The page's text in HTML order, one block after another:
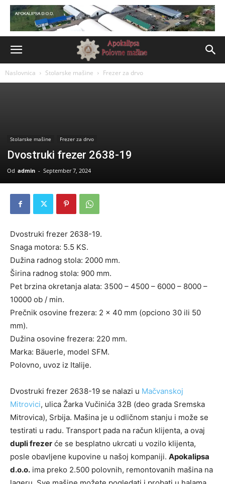
Naslovnica Stolarske mašine Frezer za drvo
Stolarske mašine Frezer za drvo
Dvostruki frezer 2638-19
Od admin - September 7, 2024
Dvostruki frezer 2638-19.
Snaga motora: 5.5 KS.
Dužina radnog stola: 2000 mm.
Širina radnog stola: 900 mm.
Pet brzina okretanja alata: 3500 – 4500 – 6000 – 8000 –
10000 ob / min.
Prečnik osovine frezera: 2 x 40 mm (opciono 30 ili 50
mm).
Dužina osovine frezera: 220 mm.
Marka: Bäuerle, model SFM.
Polovno, uvoz iz Italije.
Dvostruki frezer 2638-19 se nalazi u Mačvanskoj
Mitrovici, ulica Žarka Vučinića 32B (deo grada Sremska
Mitrovica), Srbija. Mašina je u odličnom stanju i može se
testirati u radu. Transport pada na račun klijenta, a ovaj
dupli frezer će se besplatno ukrcati u vozilo klijenta,
posle obavljene kupovine u našoj kompaniji. Apokalipsa
d.o.o. ima preko 2.500 polovnih, remontovanih mašina na